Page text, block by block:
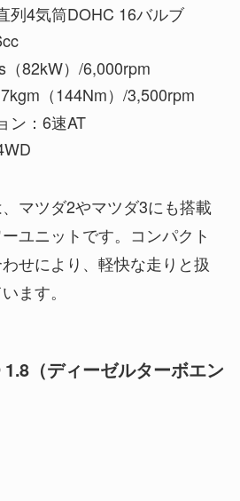
列4気筒DOHC 16バルブ
82kW）/6,000rpm
（144Nm）/3,500rpm
ン：6速AT
マツダ2やマツダ3にも搭載
ユニットです。コンパクト
せにより、軽快な走りと扱
ます。
1.8（ディーゼルターボエン